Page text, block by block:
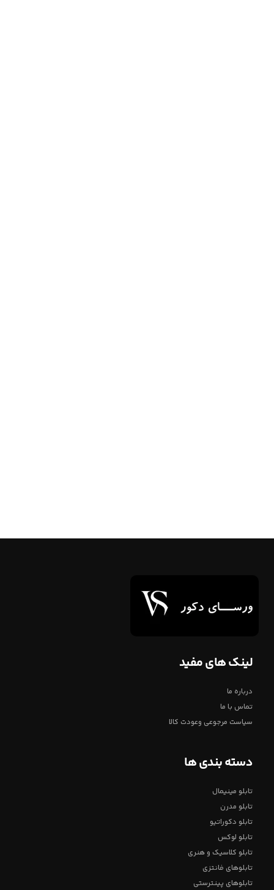
لینک های مفید
درباره ما
تماس با ما
سیاست مرجوعی وعودت کالا
دسته بندی ها
تابلو مینیمال
تابلو مدرن
تابلو دکوراتیو
تابلو لوکس
تابلو کلاسیک و هنری
تابلوهای فانتزی
تابلوهای پینترستی